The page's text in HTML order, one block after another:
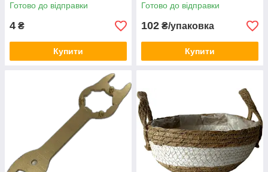
Готово до відправки
4 ₴
Купити
Готово до відправки
102 ₴/упаковка
Купити